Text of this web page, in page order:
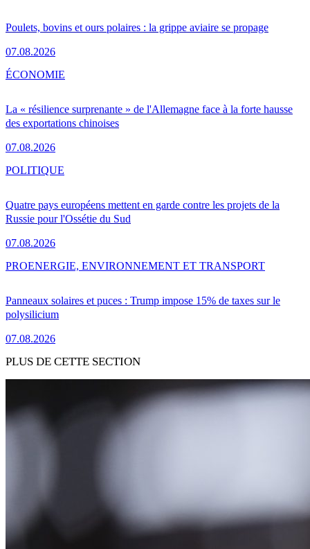
Poulets, bovins et ours polaires : la grippe aviaire se propage
07.08.2026
La « résilience surprenante » de l'Allemagne face à la forte hausse
des exportations chinoises
07.08.2026
ÉCONOMIE
Quatre pays européens mettent en garde contre les projets de la
Russie pour l'Ossétie du Sud
07.08.2026
POLITIQUE
Panneaux solaires et puces : Trump impose 15% de taxes sur le
polysilicium
07.08.2026
PROENERGIE, ENVIRONNEMENT ET TRANSPORT
PLUS DE CETTE SECTION